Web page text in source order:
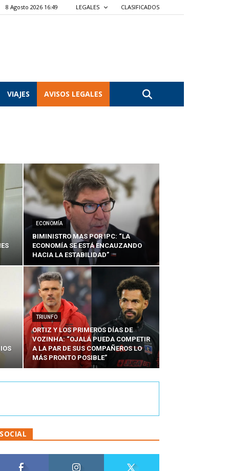
8 Agosto 2026 16:49 LEGALES CLASIFICADOS
VIAJES AVISOS LEGALES
ECONOMÍA
BIMINISTRO MAS POR IPC: “LA
ECONOMÍA SE ESTÁ ENCAUZANDO
HACIA LA ESTABILIDAD”
TRIUNFO
ORTIZ Y LOS PRIMEROS DÍAS DE
VOZINHA: “OJALÁ PUEDA COMPETIR
A LA PAR DE SUS COMPAÑEROS LO
MÁS PRONTO POSIBLE”
SOCIAL